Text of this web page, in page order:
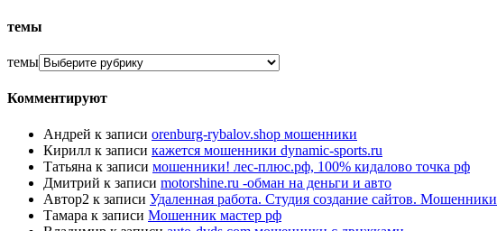
темы
темы
Комментируют
Андрей к записи orenburg-rybalov.shop мошенники
Кирилл к записи кажется мошенники dynamic-sports.ru
Татьяна к записи мошенники! лес-плюс.рф, 100% кидалово точка рф
Дмитрий к записи motorshine.ru -обман на деньги и авто
Автор2 к записи Удаленная работа. Студия создание сайтов. Мошенники
Тамара к записи Мошенник мастер рф